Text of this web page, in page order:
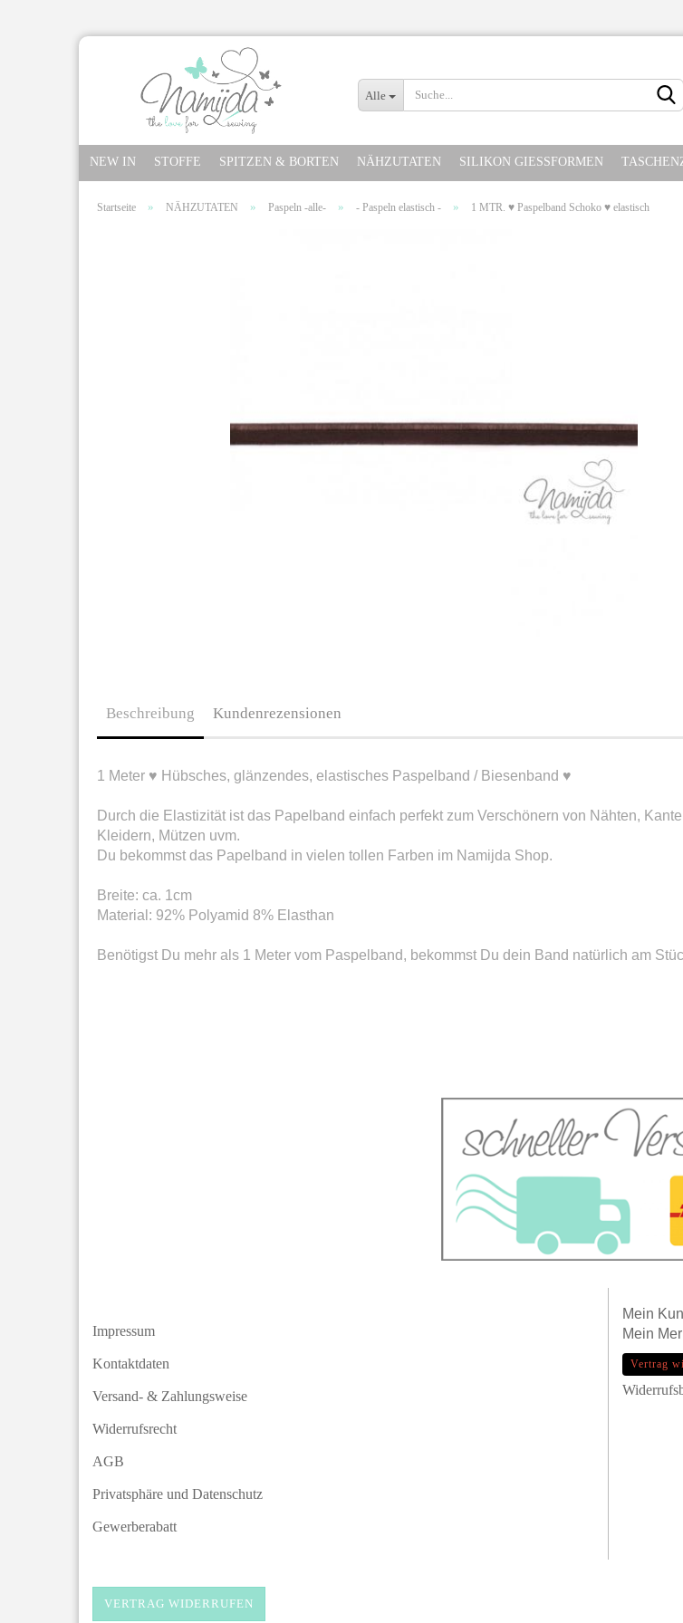
Alle
NEW IN STOFFE SPITZEN & BORTEN NÄHZUTATEN SILIKON GIESSFORMEN
Startseite » NÄHZUTATEN » Paspeln -alle- » - Paspeln elastisch - » 1 MTR. ♥ Paspelband Schoko ♥ elastisch
Beschreibung Kundenrezensionen
1 Meter ♥ Hübsches, glänzendes, elastisches Paspelband / Biesenband ♥
Durch die Elastizität ist das Papelband einfach perfekt zum Verschönern von Nähten,
Kleidern, Mützen uvm.
Du bekommst das Papelband in vielen tollen Farben im Namijda Shop.
Breite: ca. 1cm
Material: 92% Polyamid 8% Elasthan
Benötigst Du mehr als 1 Meter vom Paspelband, bekommst Du dein Band natürlich am
Impressum
Kontaktdaten
Versand- & Zahlungsweise
Widerrufsrecht
AGB
Privatsphäre und Datenschutz
Gewerberabatt
Mein
Mein
Vertrag
VERTRAG WIDERRUFEN